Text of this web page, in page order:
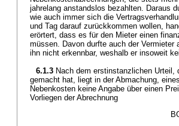
jahrelang anstandslos bezahlten. Daraus
wie auch immer sich die
und Tag darauf zurückkommen wollen,
erörtert, dass es für den Mieter einen
müssen. Davon durfte auch der Vermieter
ihn nicht erkennbar, weshalb er insoweit
6.1.3 Nach dem erstinstanzlichen Urteil,
gemacht hat, liegt in der Abmachung,
Nebenkosten keine Angabe über einen
Vorliegen der Abrechnung